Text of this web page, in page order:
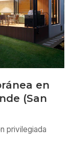
en
(San
privilegiada